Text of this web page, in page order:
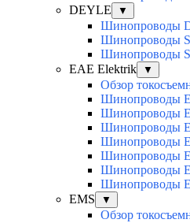
DEYLE
▼
Шинопроводы
Шинопроводы
Шинопроводы
EAE Elektrik
▼
Обзор
Шинопроводы
Шинопроводы
Шинопроводы
Шинопроводы
Шинопроводы
Шинопроводы
Шинопроводы
EMS
▼
Обзор